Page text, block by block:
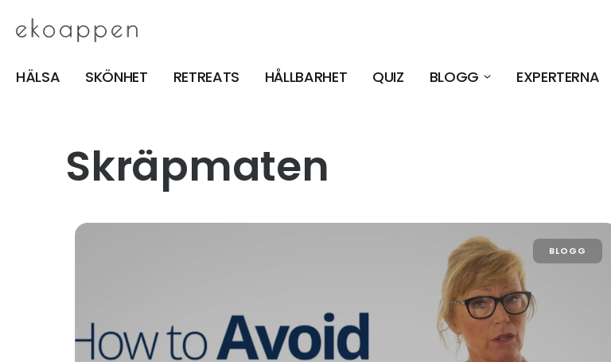
HÄLSA SKÖNHET RETREATS HÅLLBARHET QUIZ BLOGG EXPERTERNA
Skräpmaten
BLOGG